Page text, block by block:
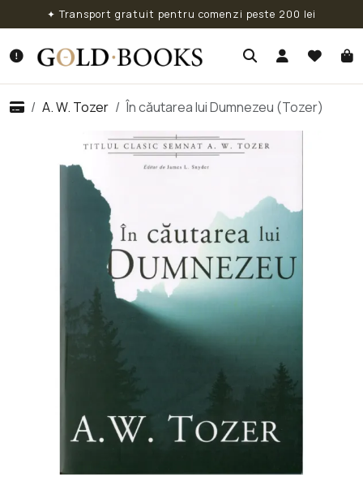
✦ Transport gratuit pentru comenzi peste 200 lei
A. W. Tozer În căutarea lui Dumnezeu (Tozer)